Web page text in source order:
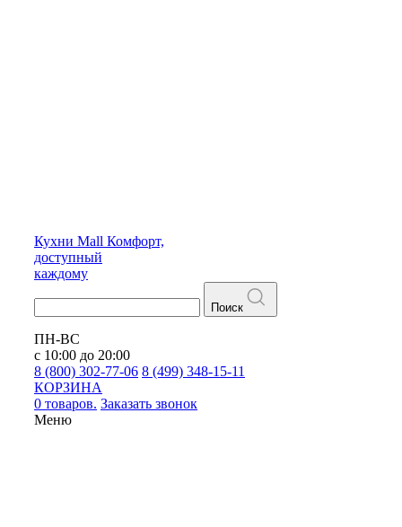
Кухни Mall Комфорт,
доступный
каждому
Поиск
ПН-ВС
с 10:00 до 20:00
8 (800) 302-77-06 8 (499) 348-15-11
КОРЗИНА
0 товаров. Заказать звонок
Меню